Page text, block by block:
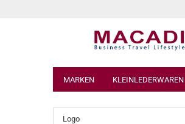
MARKEN KLEINLEDERWAREN
Logo